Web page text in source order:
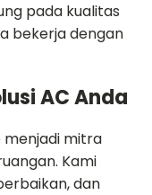
pada kualitas
bekerja dengan
AC Anda
menjadi mitra
Kami
dan